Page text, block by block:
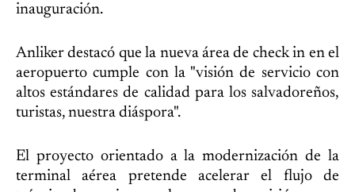
inauguración.
Anliker destacó que la nueva área de check in en el
aeropuerto cumple con la "visión de servicio con
altos estándares de calidad para los salvadoreños,
turistas, nuestra diáspora".
El proyecto orientado a la modernización de la
terminal aérea pretende acelerar el flujo de